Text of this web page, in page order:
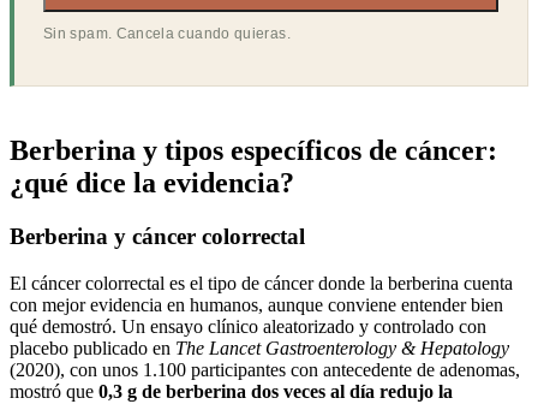
Sin spam. Cancela cuando quieras.
Berberina y tipos específicos de cáncer:
¿qué dice la evidencia?
Berberina y cáncer colorrectal
El cáncer colorrectal es el tipo de cáncer donde la berberina cuenta
con mejor evidencia en humanos, aunque conviene entender bien
qué demostró. Un ensayo clínico aleatorizado y controlado con
placebo publicado en The Lancet Gastroenterology & Hepatology
(2020), con unos 1.100 participantes con antecedente de adenomas,
mostró que 0,3 g de berberina dos veces al día redujo la